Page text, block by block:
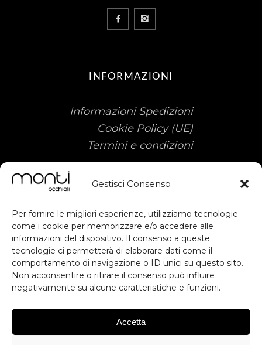
Gestisci Consenso
Per fornire le migliori esperienze, utilizziamo tecnologie
come i cookie per memorizzare e/o accedere alle
informazioni del dispositivo. Il consenso a queste
tecnologie ci permetterà di elaborare dati come il
comportamento di navigazione o ID unici su questo sito.
Non acconsentire o ritirare il consenso può influire
negativamente su alcune caratteristiche e funzioni.
Accetta
subscribe
RESTA AGGIORNATO
ISCRIVITI
INFORMAZIONI
Informazioni Spedizioni
Cookie Policy (UE)
Termini e condizioni
Sostegno ottenuto dal FESR ai sensi
degli artt. 49, 50 e dell'allegato IX del
RDC. Contributo previsto dall'avviso
Voucher Digitalizzazione PMI.
migliorare la produttività, Digital